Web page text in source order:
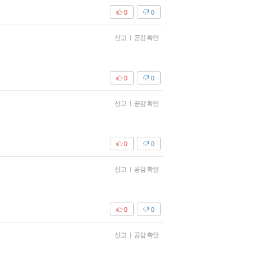
0
0
신고 | 공감 확인
0
0
신고 | 공감 확인
0
0
신고 | 공감 확인
0
0
신고 | 공감 확인